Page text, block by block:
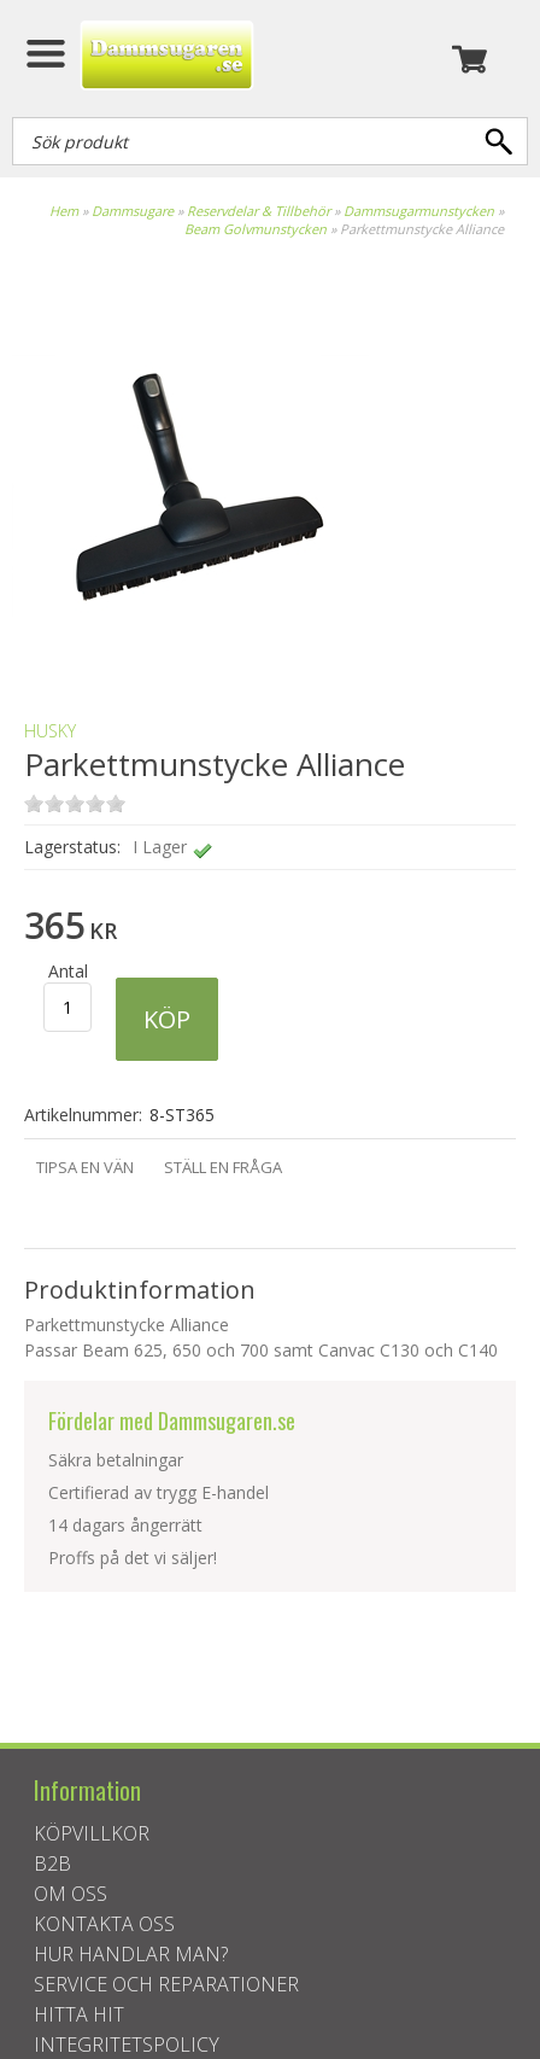
Hem» Dammsugare» Reservdelar & Tillbehör» Dammsugarmunstycken »
Beam Golvmunstycken » Parkettmunstycke Alliance
HUSKY
Parkettmunstycke Alliance
Lagerstatus: I Lager
365 KR
Antal
KÖP
Artikelnummer: 8-ST365
TIPSA EN VÄN STÄLL EN FRÅGA
Produktinformation
Parkettmunstycke Alliance
Passar Beam 625, 650 och 700 samt Canvac C130 och C140
Fördelar med Dammsugaren.se
Säkra betalningar
Certifierad av trygg E-handel
14 dagars ångerrätt
Proffs på det vi säljer!
Information
KÖPVILLKOR
B2B
OM OSS
KONTAKTA OSS
HUR HANDLAR MAN?
SERVICE OCH REPARATIONER
HITTA HIT
INTEGRITETSPOLICY